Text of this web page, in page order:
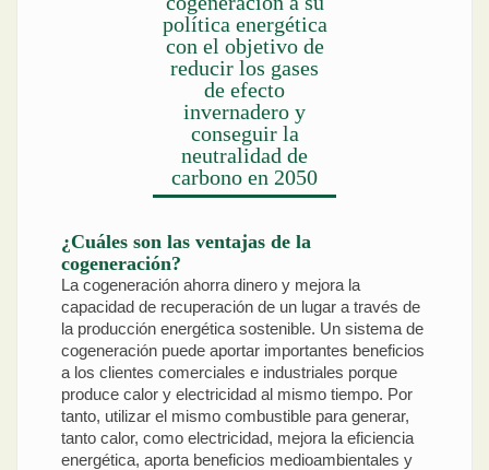
política energética
con el objetivo de
reducir los gases
de efecto
invernadero y
conseguir la
neutralidad de
carbono en 2050
¿Cuáles son las ventajas de la
cogeneración?
La cogeneración ahorra dinero y mejora la
capacidad de recuperación de un lugar a través de
la producción energética sostenible. Un sistema de
cogeneración puede aportar importantes beneficios
a los clientes comerciales e industriales porque
produce calor y electricidad al mismo tiempo. Por
tanto, utilizar el mismo combustible para generar,
tanto calor, como electricidad, mejora la eficiencia
energética, aporta beneficios medioambientales y